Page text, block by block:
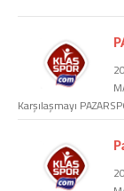
Karşılaşmayı